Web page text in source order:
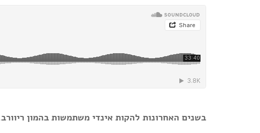
בשנים האחרונות להקות אינדי משתמשות בהמון